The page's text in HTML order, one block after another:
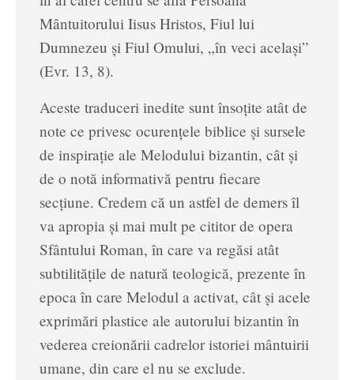
Mântuitorului Iisus Hristos, Fiul lui
Dumnezeu şi Fiul Omului, „în veci acelaşi”
(Evr. 13, 8).
Aceste traduceri inedite sunt însoţite atât de
note ce privesc ocurenţele biblice şi sursele
de inspiraţie ale Melodului bizantin, cât şi
de o notă informativă pentru fiecare
secţiune. Credem că un astfel de demers îl
va apropia şi mai mult pe cititor de opera
Sfântului Roman, în care va regăsi atât
subtilităţile de natură teologică, prezente în
epoca în care Melodul a activat, cât şi acele
exprimări plastice ale autorului bizantin în
vederea creionării cadrelor istoriei mântuirii
umane, din care el nu se exclude.